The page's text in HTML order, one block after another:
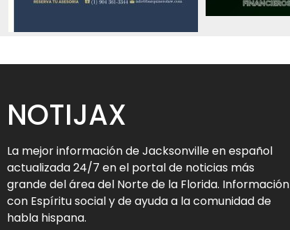
NOTIJAX
La mejor información de Jacksonville en español
actualizada 24/7 en el portal de noticias más
grande del área del Norte de la Florida. Información
con Espíritu social y de ayuda a la comunidad de
habla hispana.